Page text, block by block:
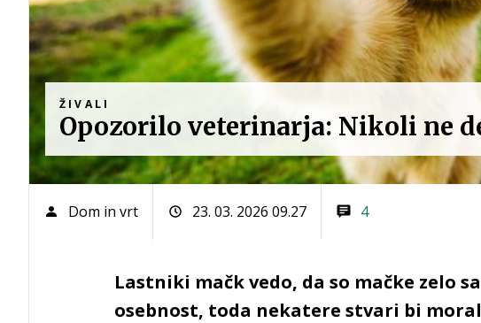
ŽIVALI
Opozorilo veterinarja: Nikoli ne
Dom in vrt 23. 03. 2026 09.27 4
Lastniki mačk vedo, da so mačke zelo
osebnost, toda nekatere stvari bi